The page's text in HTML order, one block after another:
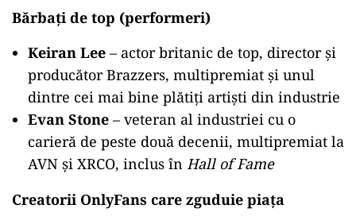
Bărbați de top (performeri)
Keiran Lee – actor britanic de top, director și
producător Brazzers, multipremiat și unul
dintre cei mai bine plătiți artiști din industrie
Evan Stone – veteran al industriei cu o
carieră de peste două decenii, multipremiat la
AVN și XRCO, inclus în Hall of Fame
Creatorii OnlyFans care zguduie piața